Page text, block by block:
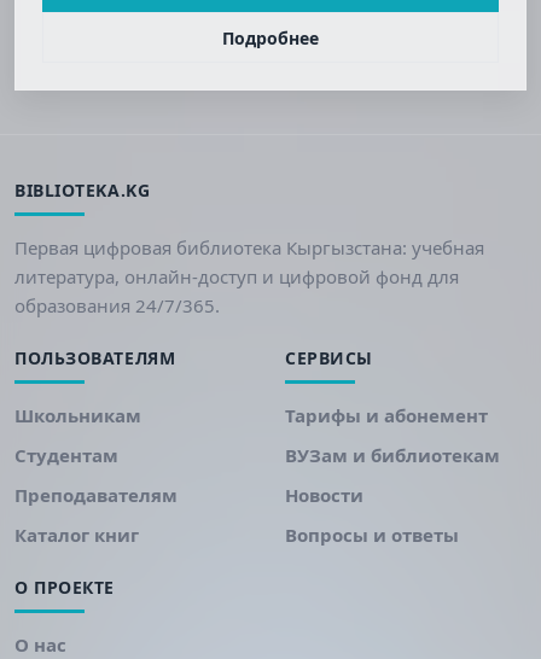
Подробнее
BIBLIOTEKA.KG
Первая цифровая библиотека Кыргызстана: учебная
литература, онлайн-доступ и цифровой фонд для
образования 24/7/365.
ПОЛЬЗОВАТЕЛЯМ
Школьникам
Студентам
Преподавателям
Каталог книг
СЕРВИСЫ
Тарифы и абонемент
ВУЗам и библиотекам
Новости
Вопросы и ответы
О ПРОЕКТЕ
О нас